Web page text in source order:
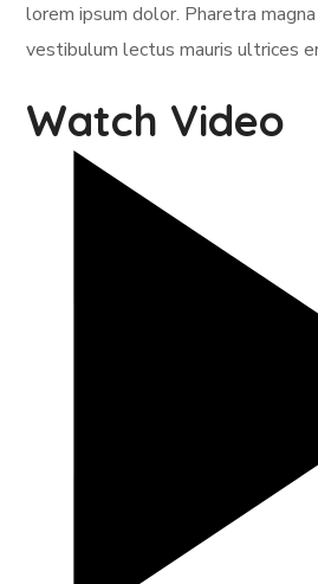
lorem ipsum dolor. Pharetra
vestibulum lectus mauris ultrices
Watch Video